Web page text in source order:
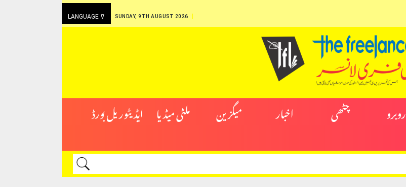
LANGUAGE ⊽ SUNDAY, 9TH AUGUST 2026
روبرو چٹھی اخبار میگزین ملٹی میڈیا ایڈیٹوریل بورڈ